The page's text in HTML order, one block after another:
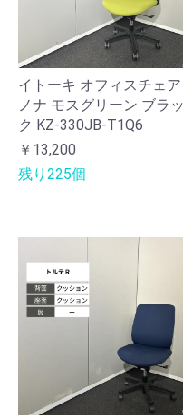
イトーキ オフィスチェア
ノナ モスグリーン ブラッ
ク KZ-330JB-T1Q6
￥13,200
残り225個